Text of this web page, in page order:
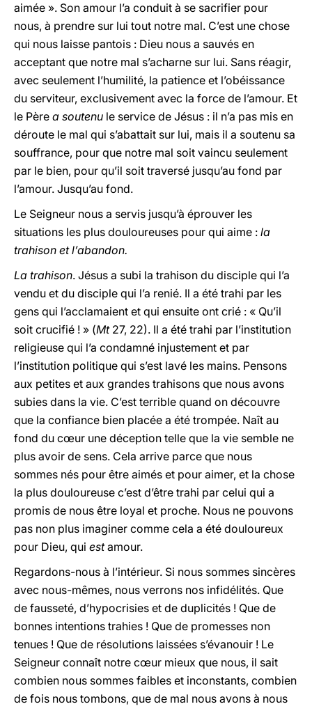
aimée ». Son amour l’a conduit à se sacrifier pour
nous, à prendre sur lui tout notre mal. C’est une chose
qui nous laisse pantois : Dieu nous a sauvés en
acceptant que notre mal s’acharne sur lui. Sans réagir,
avec seulement l’humilité, la patience et l’obéissance
du serviteur, exclusivement avec la force de l’amour. Et
le Père a soutenu le service de Jésus : il n’a pas mis en
déroute le mal qui s’abattait sur lui, mais il a soutenu sa
souffrance, pour que notre mal soit vaincu seulement
par le bien, pour qu’il soit traversé jusqu’au fond par
l’amour. Jusqu’au fond.
Le Seigneur nous a servis jusqu’à éprouver les
situations les plus douloureuses pour qui aime : la
trahison et l’abandon.
La trahison. Jésus a subi la trahison du disciple qui l’a
vendu et du disciple qui l’a renié. Il a été trahi par les
gens qui l’acclamaient et qui ensuite ont crié : « Qu’il
soit crucifié ! » (Mt27, 22). Il a été trahi par l’institution
religieuse qui l’a condamné injustement et par
l’institution politique qui s’est lavé les mains. Pensons
aux petites et aux grandes trahisons que nous avons
subies dans la vie. C’est terrible quand on découvre
que la confiance bien placée a été trompée. Naît au
fond du cœur une déception telle que la vie semble ne
plus avoir de sens. Cela arrive parce que nous
sommes nés pour être aimés et pour aimer, et la chose
la plus douloureuse c’est d’être trahi par celui qui a
promis de nous être loyal et proche. Nous ne pouvons
pas non plus imaginer comme cela a été douloureux
pour Dieu, qui estamour.
Regardons-nous à l’intérieur. Si nous sommes sincères
avec nous-mêmes, nous verrons nos infidélités. Que
de fausseté, d’hypocrisies et de duplicités ! Que de
bonnes intentions trahies ! Que de promesses non
tenues ! Que de résolutions laissées s’évanouir ! Le
Seigneur connaît notre cœur mieux que nous, il sait
combien nous sommes faibles et inconstants, combien
de fois nous tombons, que de mal nous avons à nous